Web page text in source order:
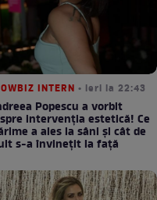
INTERN • ieri la 22:43
Popescu a vorbit
intervenția estetică! Ce
a ales la sâni și cât de
s-a învinețit la față